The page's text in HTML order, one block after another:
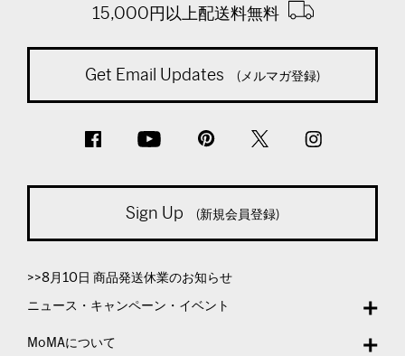
15,000円以上配送料無料
Get Email Updates (メルマガ登録)
Sign Up (新規会員登録)
>>8月10日 商品発送休業のお知らせ
ニュース・キャンペーン・イベント
MoMAについて